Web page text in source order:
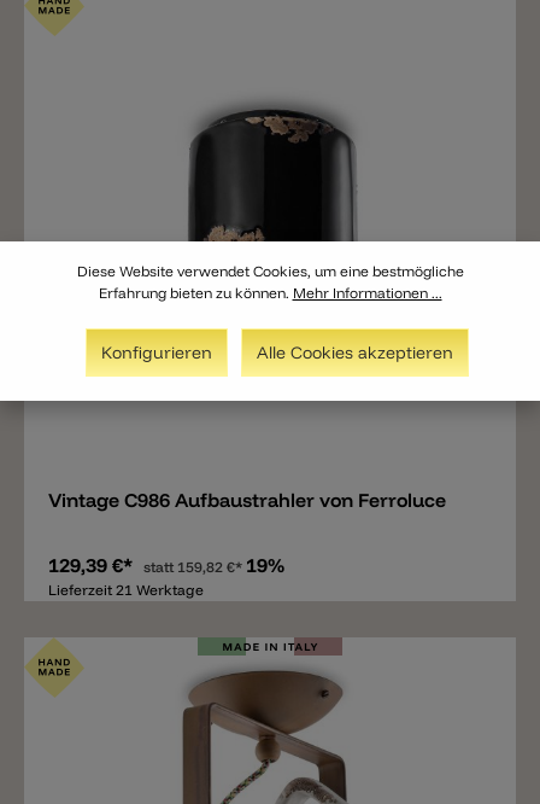
Vintage C986 Aufbaustrahler von Ferroluce
129,39 €* statt 159,82 €* 19%
Lieferzeit 21 Werktage
Diese Website verwendet Cookies, um eine bestmögliche
Erfahrung bieten zu können. Mehr Informationen ...
Konfigurieren Alle Cookies akzeptieren